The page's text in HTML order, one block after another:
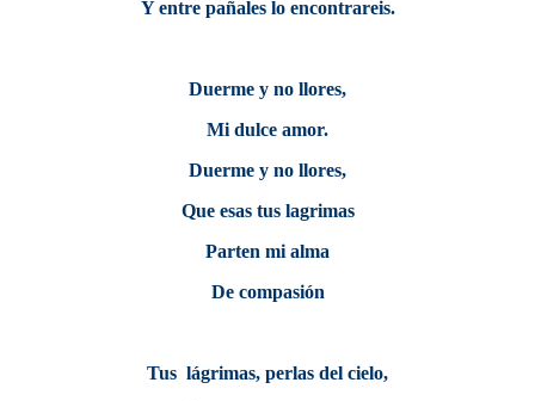
Y entre pañales lo encontrareis.
Duerme y no llores,
Mi dulce amor.
Duerme y no llores,
Que esas tus lagrimas
Parten mi alma
De compasión
Tus lágrimas, perlas del cielo,